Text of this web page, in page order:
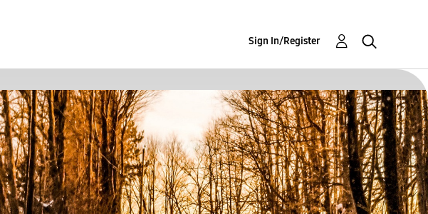
Sign In/Register